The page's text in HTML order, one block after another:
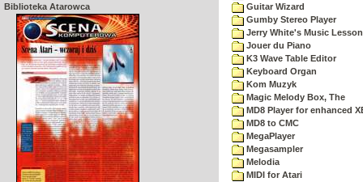
Biblioteka Atarowca
Guitar Wizard
Gumby Stereo Player
Jerry White's Music
Jouer du Piano
K3 Wave Table Editor
Keyboard Organ
Kom Muzyk
Magic Melody Box, The
MD8 Player for enhanced
MD8 to CMC
MegaPlayer
Megasampler
Melodia
MIDI for Atari